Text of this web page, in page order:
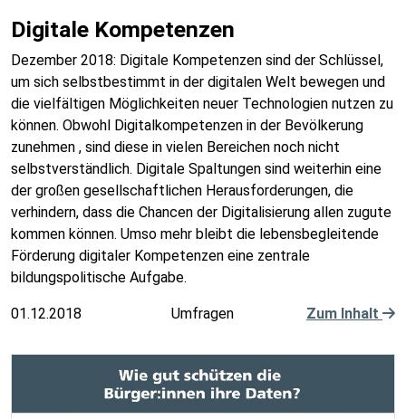
Digitale Kompetenzen
Dezember 2018: Digitale Kompetenzen sind der Schlüssel,
um sich selbstbestimmt in der digitalen Welt bewegen und
die vielfältigen Möglichkeiten neuer Technologien nutzen zu
können. Obwohl Digitalkompetenzen in der Bevölkerung
zunehmen , sind diese in vielen Bereichen noch nicht
selbstverständlich. Digitale Spaltungen sind weiterhin eine
der großen gesellschaftlichen Herausforderungen, die
verhindern, dass die Chancen der Digitalisierung allen zugute
kommen können. Umso mehr bleibt die lebensbegleitende
Förderung digitaler Kompetenzen eine zentrale
bildungspolitische Aufgabe.
01.12.2018 Umfragen Zum Inhalt